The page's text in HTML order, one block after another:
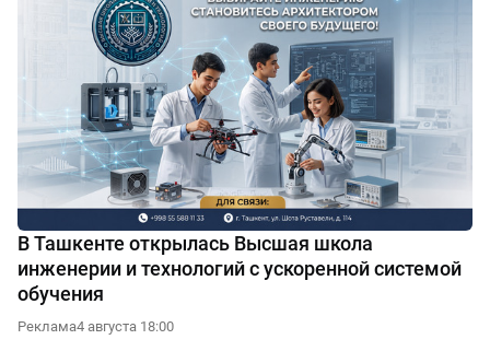
В Ташкенте открылась Высшая школа
инженерии и технологий с ускоренной системой
обучения
Реклама4 августа 18:00